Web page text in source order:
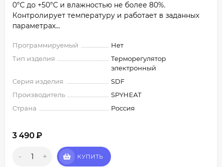
0°C до +50°C и влажностью не более 80%.
Контролирует температуру и работает в заданных
параметрах...
Программируемый
Нет
Тип изделия
Терморегулятор
электронный
Серия изделия
SDF
Производитель
SPYHEAT
Страна
Россия
3 490 ₽
- + КУПИТЬ